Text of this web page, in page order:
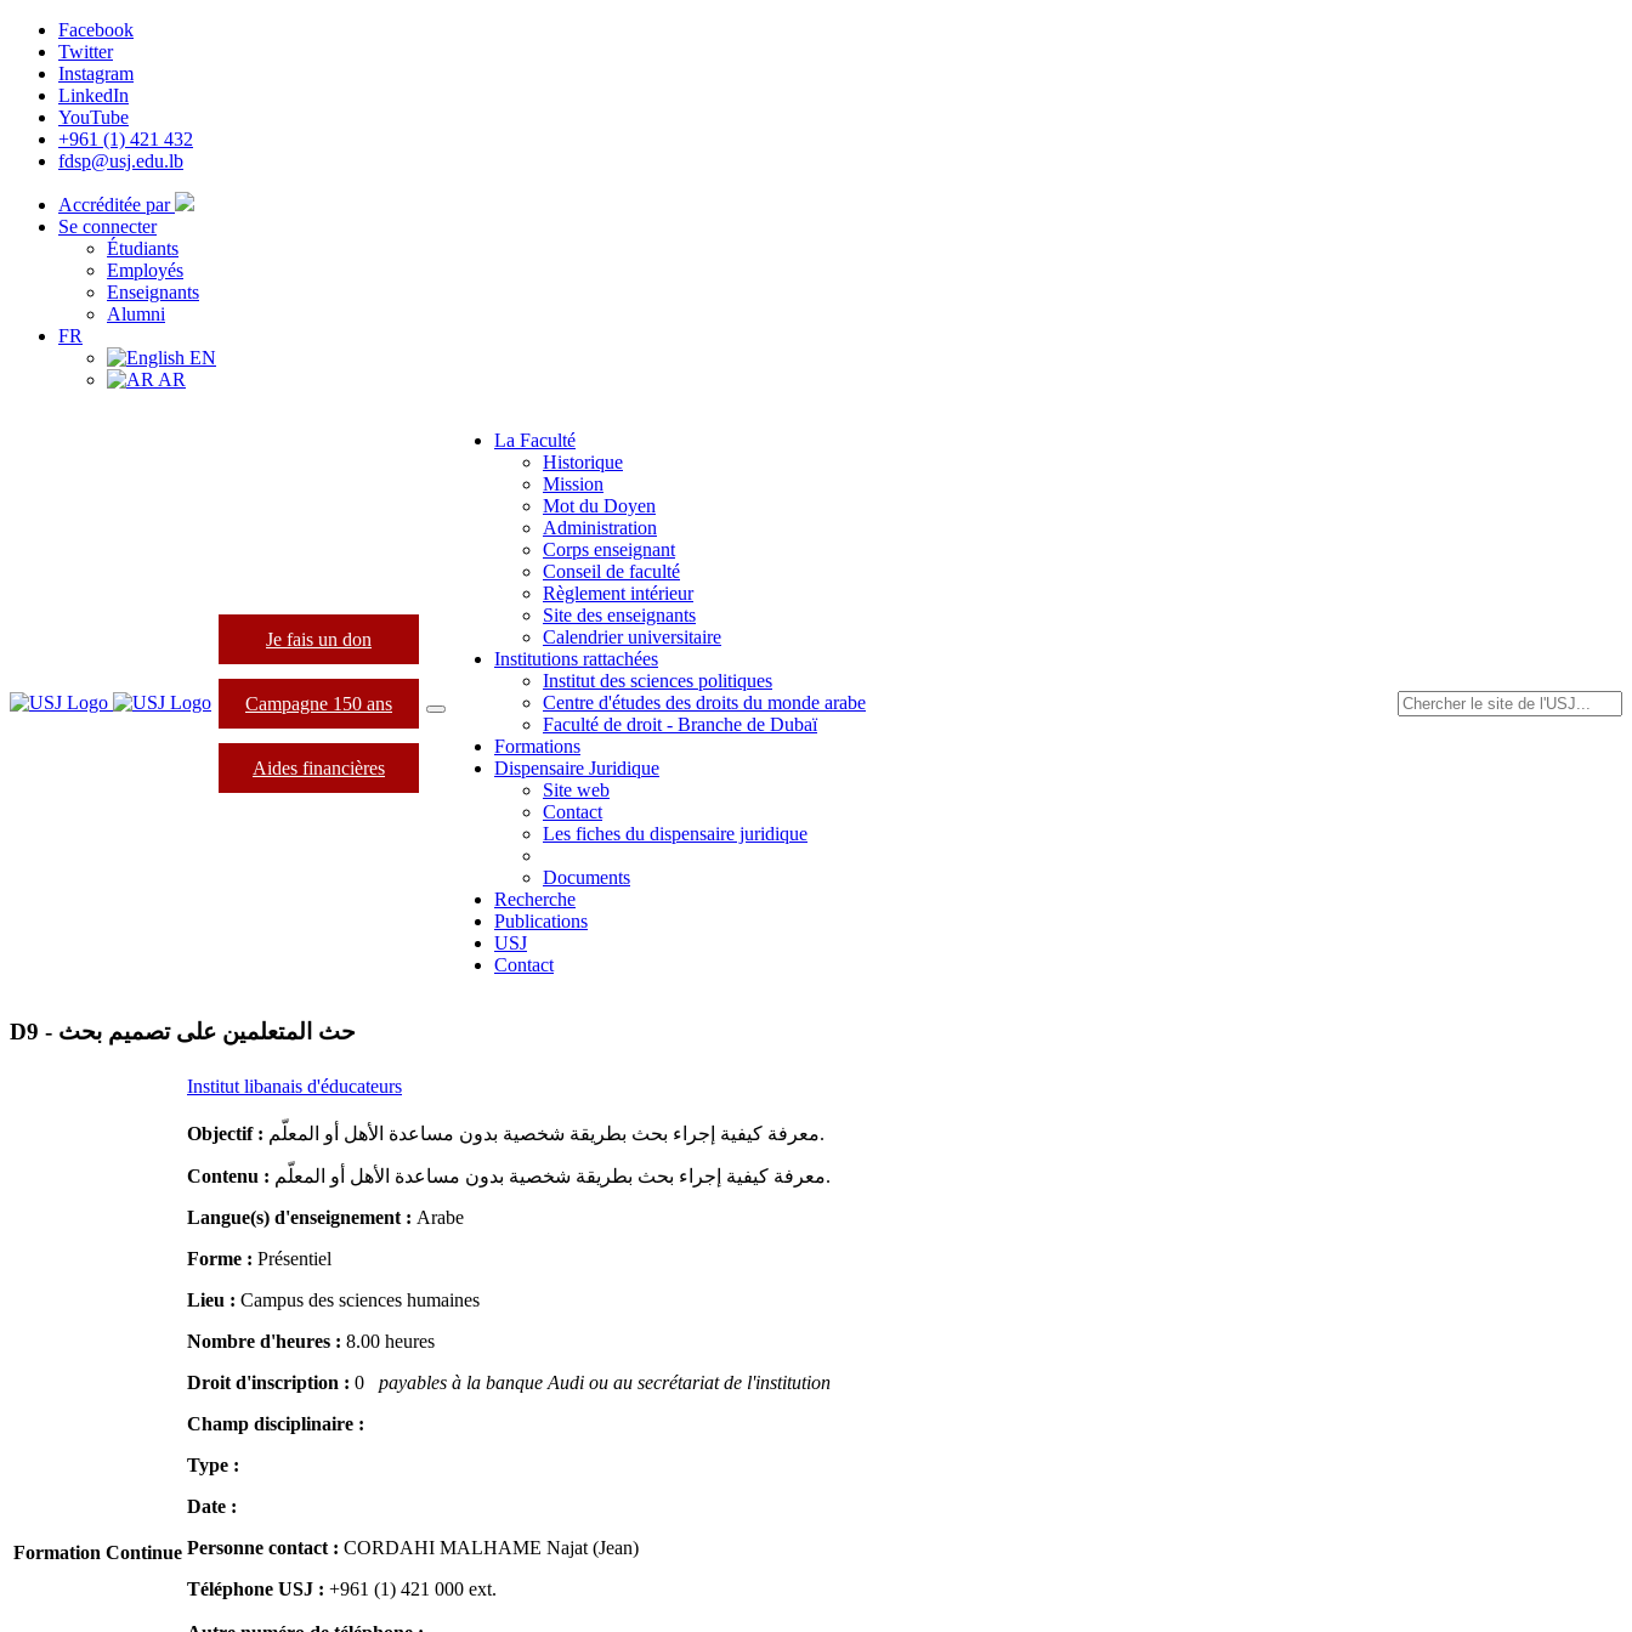
Facebook
Twitter
Instagram
LinkedIn
YouTube
+961 (1) 421 432
fdsp@usj.edu.lb
Accréditée par
Se connecter
Étudiants
Employés
Enseignants
Alumni
FR
EN
AR
Je fais un don
Campagne 150 ans
Aides financières
La Faculté
Historique
Mission
Mot du Doyen
Administration
Corps enseignant
Conseil de faculté
Règlement intérieur
Site des enseignants
Calendrier universitaire
Institutions rattachées
Institut des sciences politiques
Centre d'études des droits du monde arabe
Faculté de droit - Branche de Dubaï
Formations
Dispensaire Juridique
Site web
Contact
Les fiches du dispensaire juridique
Documents
Recherche
Publications
USJ
Contact
D9 - حث المتعلمين على تصميم بحث
Institut libanais d'éducateurs
Formation Continue
Objectif : معرفة كيفية إجراء بحث بطريقة شخصية بدون مساعدة الأهل أو المعلّم.
Contenu :
معرفة كيفية إجراء بحث بطريقة شخصية بدون مساعدة الأهل أو المعلّم.
Langue(s) d'enseignement : Arabe
Forme : Présentiel
Lieu : Campus des sciences humaines
Nombre d'heures : 8.00 heures
Droit d'inscription : 0 payables à la banque Audi ou au secrétariat de l'institution
Champ disciplinaire :
Type :
Date :
Personne contact : CORDAHI MALHAME Najat (Jean)
Téléphone USJ : +961 (1) 421 000 ext.